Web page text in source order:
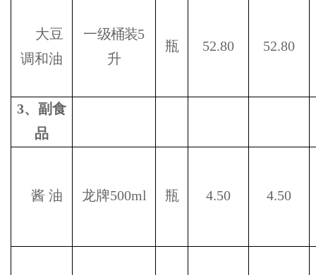
大豆
调和油
一级桶装5
升
瓶 52.80 52.80
3、副食
品
酱 油 龙牌500ml 瓶 4.50 4.50